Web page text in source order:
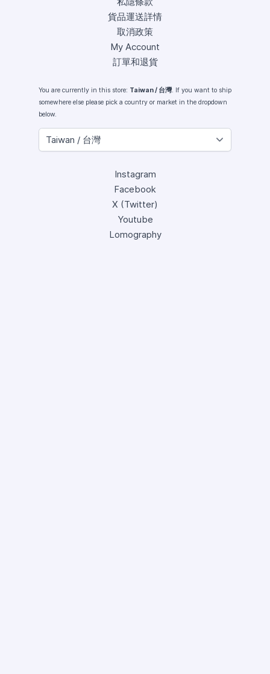
貨品運送詳情
取消政策
My Account
訂單和退貨
You are currently in this store: Taiwan / 台灣. If you want to ship
somewhere else please pick a country or market in the dropdown
below.
Instagram
Facebook
X (Twitter)
Youtube
Lomography